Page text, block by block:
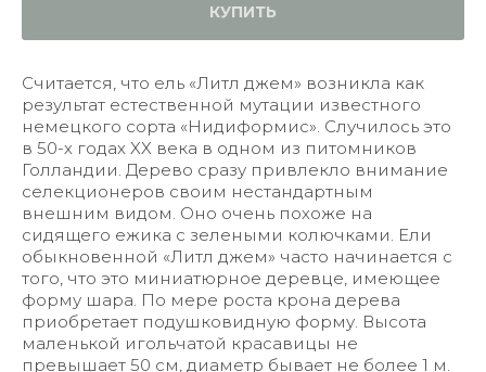
КУПИТЬ
Считается, что ель «Литл джем» возникла как
результат естественной мутации известного
немецкого сорта «Нидиформис». Случилось это
в 50-х годах XX века в одном из питомников
Голландии. Дерево сразу привлекло внимание
селекционеров своим нестандартным
внешним видом. Оно очень похоже на
сидящего ежика с зелеными колючками. Ели
обыкновенной «Литл джем» часто начинается с
того, что это миниатюрное деревце, имеющее
форму шара. По мере роста крона дерева
приобретает подушковидную форму. Высота
маленькой игольчатой красавицы не
превышает 50 см, диаметр бывает не более 1 м.